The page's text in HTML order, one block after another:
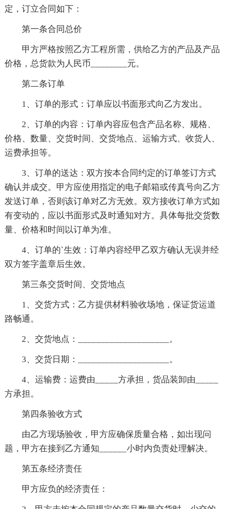
定，订立合同如下：
第一条合同总价
甲方严格按照乙方工程所需，供给乙方的产品及产品
价格，总货款为人民币________元。
第二条订单
1、订单的形式：订单应以书面形式向乙方发出。
2、订单的内容：订单内容应包含产品名称、规格、
价格、数量、交货时间、交货地点、运输方式、收货人、
运费承担等。
3、订单的送达：双方按本合同约定的订单签订方式
确认并成交。甲方应使用指定的电子邮箱或传真号向乙方
发送订单，否则该订单对乙方无效。双方接收订单方式如
有变动的，应以书面形式及时通知对方。具体每批交货数
量、价格和时间以订单为准。
4、订单的`生效：订单内容经甲乙双方确认无误并经
双方签字盖章后生效。
第三条交货时间、交货地点
1、交货方式：乙方提供材料验收场地，保证货运道
路畅通。
2、交货地点：____________________。
3、交货日期：____________________。
4、运输费：运费由_____方承担，货品装卸由_____
方承担。
第四条验收方式
由乙方现场验收，甲方应确保质量合格，如出现问
题，甲方在接到乙方通知______小时内负责处理解决。
第五条经济责任
甲方应负的经济责任：